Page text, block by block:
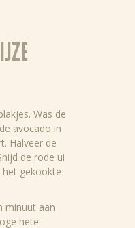
Was de
avocado in
Halveer de
de rode ui
het gekookte
minuut aan
hete